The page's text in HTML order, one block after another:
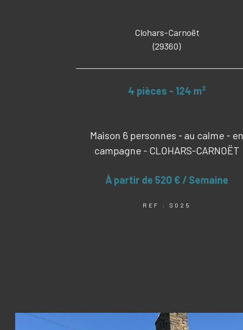
Clohars-Carnoët
(29360)
4 pièces - 124 m²
Maison 6 personnes - au calme - en
campagne - CLOHARS-CARNOËT
À partir de 520 € / Semaine
REF : S025